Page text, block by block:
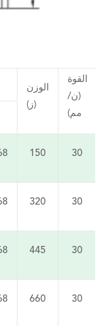
الوزن
(ز)
القوة
(ن/
مم)
150 30
320 30
445 30
660 30